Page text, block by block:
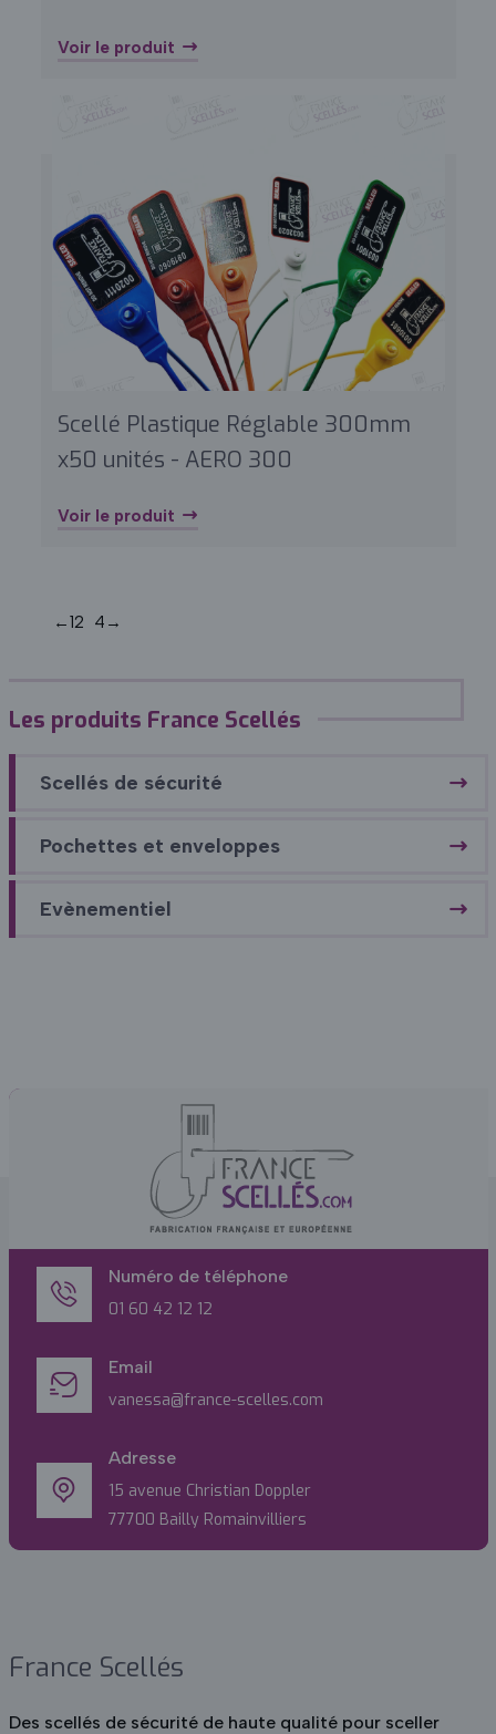
Les produits France Scellés
Scellés de sécurité
Pochettes et enveloppes
Evènementiel
Voir le produit
Scellé Plastique Réglable 300mm
x50 unités - AERO 300
Voir le produit
←12 4 →
Numéro de téléphone
01 60 42 12 12
Email
vanessa@france-scelles.com
Adresse
15 avenue Christian Doppler
77700 Bailly Romainvilliers
France Scellés
Des scellés de sécurité de haute qualité pour sceller